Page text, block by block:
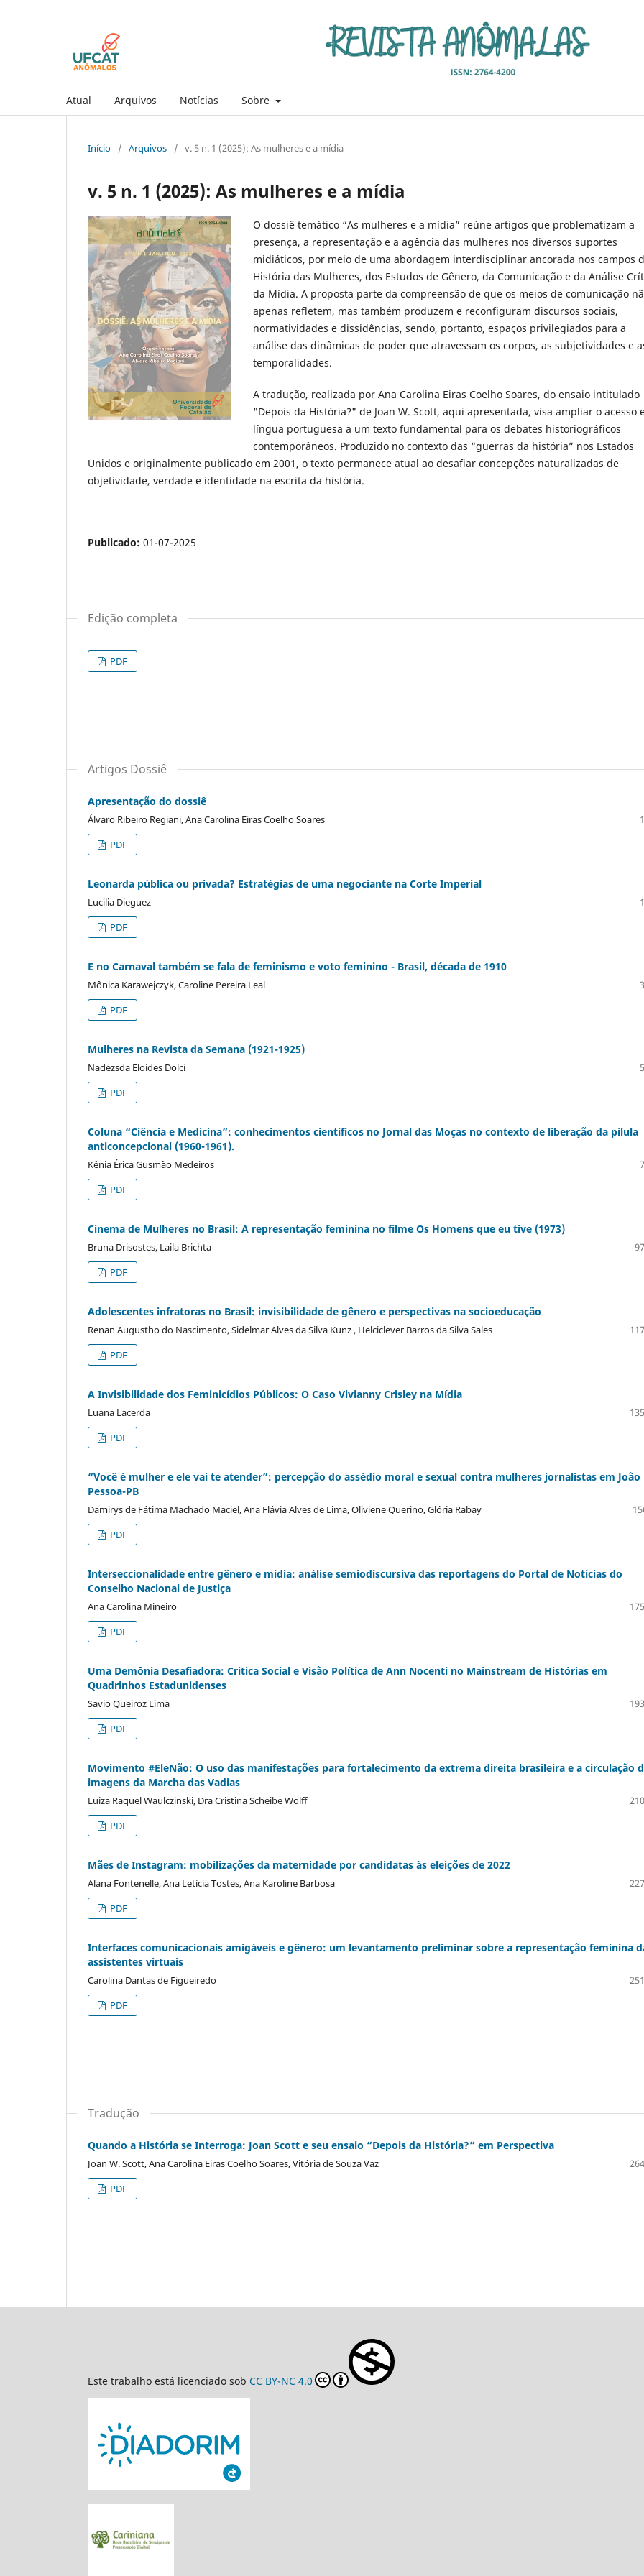
Atual Arquivos Notícias Sobre
Início / Arquivos / v. 5 n. 1 (2025): As mulheres e a mídia
v. 5 n. 1 (2025): As mulheres e a mídia
O dossiê temático “As mulheres e a mídia” reúne artigos que problematizam a
presença, a representação e a agência das mulheres nos diversos suportes
midiáticos, por meio de uma abordagem interdisciplinar ancorada nos campos
História das Mulheres, dos Estudos de Gênero, da Comunicação e da Análise
da Mídia. A proposta parte da compreensão de que os meios de comunicação
apenas refletem, mas também produzem e reconfiguram discursos sociais,
normatividades e dissidências, sendo, portanto, espaços privilegiados para a
análise das dinâmicas de poder que atravessam os corpos, as subjetividades e
temporalidades.
A tradução, realizada por Ana Carolina Eiras Coelho Soares, do ensaio intitulado
"Depois da História?" de Joan W. Scott, aqui apresentada, visa ampliar o acesso
língua portuguesa a um texto fundamental para os debates historiográficos
contemporâneos. Produzido no contexto das “guerras da história” nos Estados
Unidos e originalmente publicado em 2001, o texto permanece atual ao desafiar concepções naturalizadas de
objetividade, verdade e identidade na escrita da história.
Publicado: 01-07-2025
Edição completa
PDF
Artigos Dossiê
Apresentação do dossiê
Álvaro Ribeiro Regiani, Ana Carolina Eiras Coelho Soares
PDF
Leonarda pública ou privada? Estratégias de uma negociante na Corte Imperial
Lucilia Dieguez
PDF
E no Carnaval também se fala de feminismo e voto feminino - Brasil, década de 1910
Mônica Karawejczyk, Caroline Pereira Leal
PDF
Mulheres na Revista da Semana (1921-1925)
Nadezsda Eloídes Dolci
PDF
Coluna “Ciência e Medicina”: conhecimentos científicos no Jornal das Moças no contexto de liberação da pílula
anticoncepcional (1960-1961).
Kênia Érica Gusmão Medeiros
PDF
Cinema de Mulheres no Brasil: A representação feminina no filme Os Homens que eu tive (1973)
Bruna Drisostes, Laila Brichta
PDF
Adolescentes infratoras no Brasil: invisibilidade de gênero e perspectivas na socioeducação
Renan Augustho do Nascimento, Sidelmar Alves da Silva Kunz , Helciclever Barros da Silva Sales
PDF
A Invisibilidade dos Feminicídios Públicos: O Caso Vivianny Crisley na Mídia
Luana Lacerda
PDF
“Você é mulher e ele vai te atender”: percepção do assédio moral e sexual contra mulheres jornalistas em João
Pessoa-PB
Damirys de Fátima Machado Maciel, Ana Flávia Alves de Lima, Oliviene Querino, Glória Rabay
PDF
Interseccionalidade entre gênero e mídia: análise semiodiscursiva das reportagens do Portal de Notícias do
Conselho Nacional de Justiça
Ana Carolina Mineiro
PDF
Uma Demônia Desafiadora: Critica Social e Visão Política de Ann Nocenti no Mainstream de Histórias em
Quadrinhos Estadunidenses
Savio Queiroz Lima
PDF
Movimento #EleNão: O uso das manifestações para fortalecimento da extrema direita brasileira e a circulação
imagens da Marcha das Vadias
Luiza Raquel Waulczinski, Dra Cristina Scheibe Wolff
PDF
Mães de Instagram: mobilizações da maternidade por candidatas às eleições de 2022
Alana Fontenelle, Ana Letícia Tostes, Ana Karoline Barbosa
PDF
Interfaces comunicacionais amigáveis e gênero: um levantamento preliminar sobre a representação feminina
assistentes virtuais
Carolina Dantas de Figueiredo
PDF
Tradução
Quando a História se Interroga: Joan Scott e seu ensaio “Depois da História?” em Perspectiva
Joan W. Scott, Ana Carolina Eiras Coelho Soares, Vitória de Souza Vaz
PDF
Este trabalho está licenciado sob CC BY-NC 4.0